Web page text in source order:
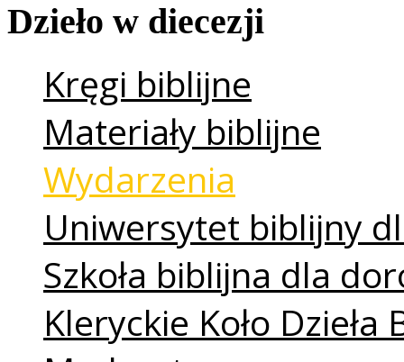
Dzieło w diecezji
Kręgi biblijne
Materiały biblijne
Wydarzenia
Uniwersytet biblijny
Szkoła biblijna dla
Kleryckie Koło